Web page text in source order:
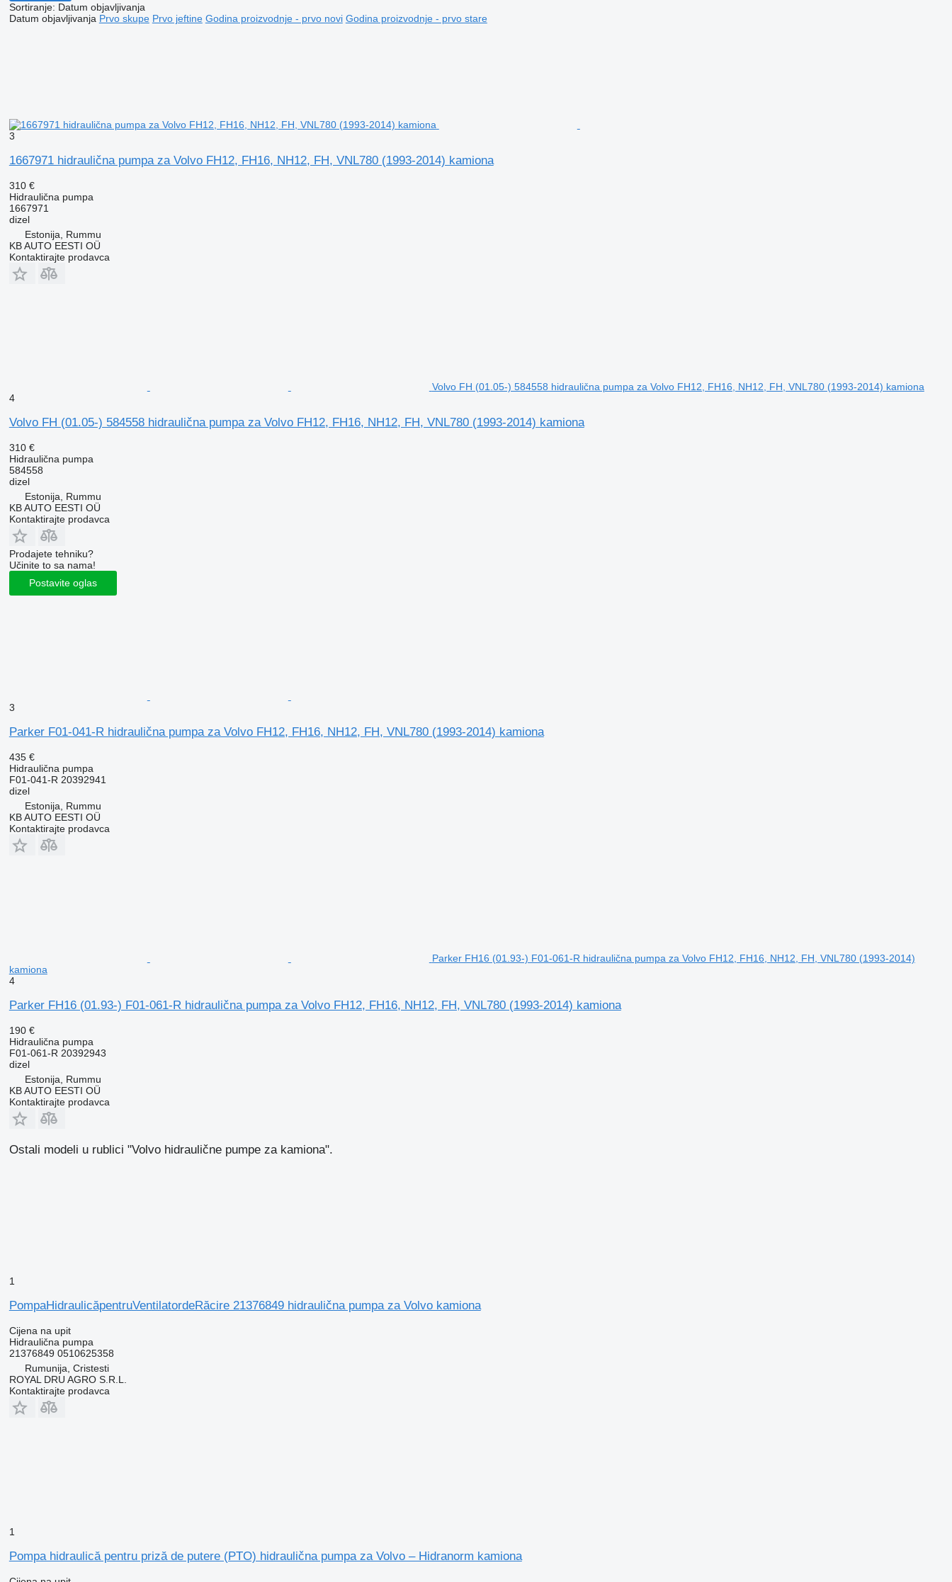
Sortiranje: Datum objavljivanja
Datum objavljivanja Prvo skupe Prvo jeftine Godina proizvodnje - prvo novi Godina proizvodnje - prvo stare
3
1667971 hidraulična pumpa za Volvo FH12, FH16, NH12, FH, VNL780 (1993-2014) kamiona
310 €
Hidraulična pumpa
1667971
dizel
Estonija, Rummu
KB AUTO EESTI OÜ
Kontaktirajte prodavca
Volvo FH (01.05-) 584558 hidraulična pumpa za Volvo FH12, FH16, NH12, FH, VNL780 (1993-2014) kamiona
4
Volvo FH (01.05-) 584558 hidraulična pumpa za Volvo FH12, FH16, NH12, FH, VNL780 (1993-2014) kamiona
310 €
Hidraulična pumpa
584558
dizel
Estonija, Rummu
KB AUTO EESTI OÜ
Kontaktirajte prodavca
Prodajete tehniku?
Učinite to sa nama!
Postavite oglas
3
Parker F01-041-R hidraulična pumpa za Volvo FH12, FH16, NH12, FH, VNL780 (1993-2014) kamiona
435 €
Hidraulična pumpa
F01-041-R 20392941
dizel
Estonija, Rummu
KB AUTO EESTI OÜ
Kontaktirajte prodavca
Parker FH16 (01.93-) F01-061-R hidraulična pumpa za Volvo FH12, FH16, NH12, FH, VNL780 (1993-2014)
kamiona
4
Parker FH16 (01.93-) F01-061-R hidraulična pumpa za Volvo FH12, FH16, NH12, FH, VNL780 (1993-2014) kamiona
190 €
Hidraulična pumpa
F01-061-R 20392943
dizel
Estonija, Rummu
KB AUTO EESTI OÜ
Kontaktirajte prodavca
Ostali modeli u rublici "Volvo hidraulične pumpe za kamiona".
1
PompaHidraulicăpentruVentilatordeRăcire 21376849 hidraulična pumpa za Volvo kamiona
Cijena na upit
Hidraulična pumpa
21376849 0510625358
Rumunija, Cristesti
ROYAL DRU AGRO S.R.L.
Kontaktirajte prodavca
1
Pompa hidraulică pentru priză de putere (PTO) hidraulična pumpa za Volvo – Hidranorm kamiona